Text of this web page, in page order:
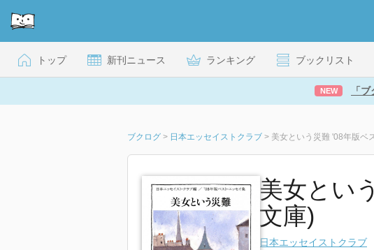
トップ 新刊ニュース ランキング ブックリスト
NEW 「
ブクログ > 日本エッセイストクラブ > 美女という災難 '08年版ベ
美女とい
文庫)
日本エッセイストクラブ